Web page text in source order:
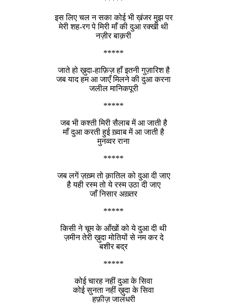
इस लिए चल न सका कोई भी ख़ंजर मुझ पर
मेरी शह-रग पे मिरी माँ की दुआ रक्खी थी
नज़ीर बाक़री
*****
जाते हो ख़ुदा-हाफ़िज़ हाँ इतनी गुज़ारिश है
जब याद हम आ जाएँ मिलने की दुआ करना
जलील मानिकपूरी
*****
जब भी कश्ती मिरी सैलाब में आ जाती है
माँ दुआ करती हुई ख़्वाब में आ जाती है
मुनव्वर राना
*****
जब लगें ज़ख़्म तो क़ातिल को दुआ दी जाए
है यही रस्म तो ये रस्म उठा दी जाए
जाँ निसार अख़्तर
*****
किसी ने चूम के आँखों को ये दुआ दी थी
ज़मीन तेरी ख़ुदा मोतियों से नम कर दे
बशीर बद्र
*****
कोई चारह नहीं दुआ के सिवा
कोई सुनता नहीं ख़ुदा के सिवा
हफ़ीज़ जालंधरी